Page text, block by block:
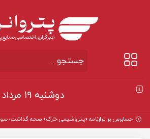
دوشنبه ۱۹ مرداد ۱۴۰۵
حسابرس بر ترازنامه «پتروشیمی خارک» صحه گذاشت؛ سود